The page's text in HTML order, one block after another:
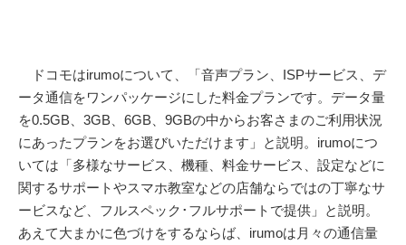
ドコモはirumoについて、「音声プラン、ISPサービス、デ
ータ通信をワンパッケージにした料金プランです。データ量
を0.5GB、3GB、6GB、9GBの中からお客さまのご利用状況
にあったプランをお選びいただけます」と説明。irumoにつ
いては「多様なサービス、機種、料金サービス、設定などに
関するサポートやスマホ教室などの店舗ならではの丁寧なサ
ービスなど、フルスペック･フルサポートで提供」と説明。
あえて大まかに色づけをするならば、irumoは月々の通信量